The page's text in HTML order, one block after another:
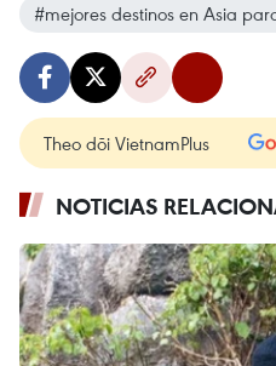
#mejores destinos en Asia
Theo dõi VietnamPlus
NOTICIAS